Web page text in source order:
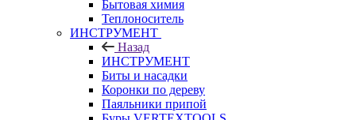
Бытовая химия
Теплоноситель
ИНСТРУМЕНТ
Назад
ИНСТРУМЕНТ
Биты и насадки
Коронки по дереву
Паяльники припой